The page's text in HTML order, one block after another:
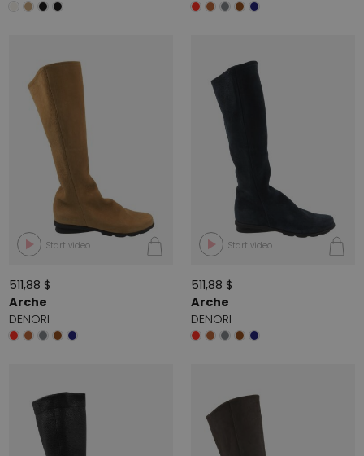
Start video
511,88 $
Arche
DENORI
Start video
511,88 $
Arche
DENORI